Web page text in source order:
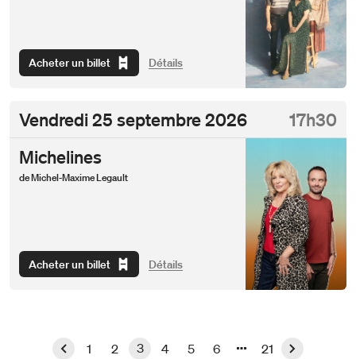
Acheter un billet Détails
Vendredi 25 septembre 2026
17h30
Michelines
de Michel-Maxime Legault
Acheter un billet Détails
1 2 3 4 5 6 21